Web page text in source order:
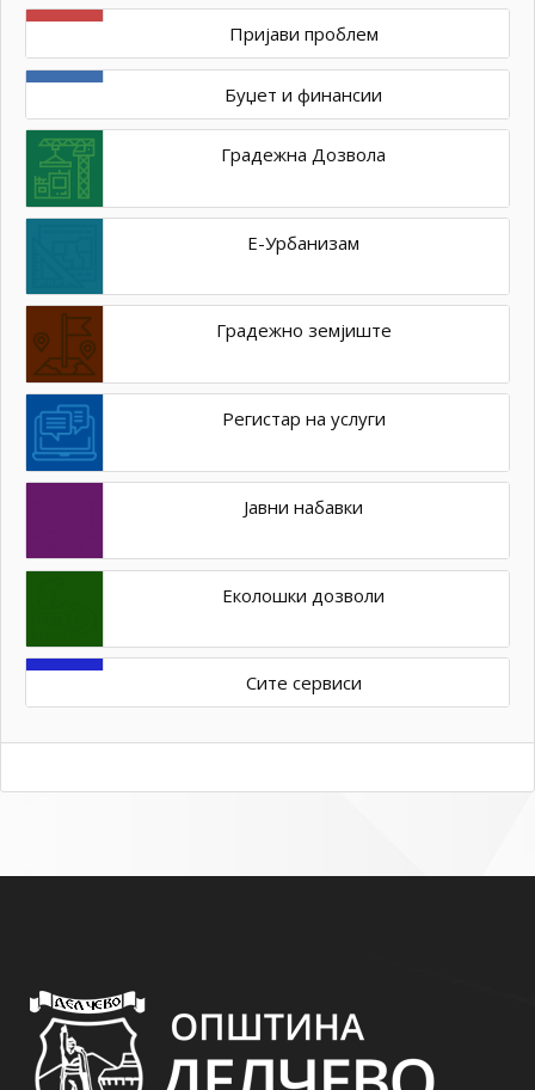
Пријави проблем
Буџет и финансии
Градежна Дозвола
Е-Урбанизам
Градежно земјиште
Регистар на услуги
Јавни набавки
Еколошки дозволи
Сите сервиси